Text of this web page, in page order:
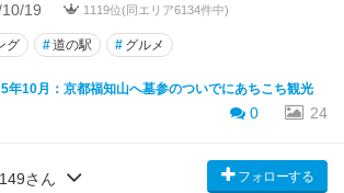
19 1119位(同エリア6134件中)
グ #道の駅 # グルメ
年10月：京都福知山へ墓参のついでにあちこち観光
0 24
さん フォローする